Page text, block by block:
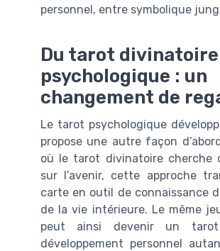
personnel, entre symbolique
Du tarot
psychologique : un
changement de
Le tarot psychologique
propose une autre façon
où le tarot divinatoire cherche
sur l’avenir, cette approche
carte en outil de connaissance
de la vie intérieure. Le même
peut ainsi devenir un
développement personnel